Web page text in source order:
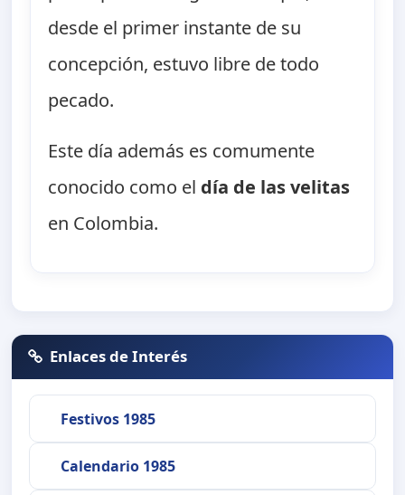
desde el primer instante de su
concepción, estuvo libre de todo
pecado.
Este día además es comumente
conocido como el día de las velitas
en Colombia.
Enlaces de Interés
Festivos 1985
Calendario 1985